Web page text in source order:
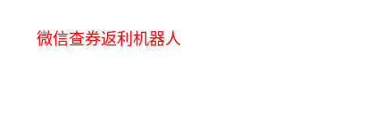
微信查券返利机器人